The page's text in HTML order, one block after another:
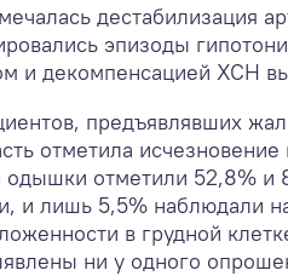
дестабилизация
эпизоды
и декомпенсацией ХСН
предъявлявших
отметила
одышки отметили 52,8%
и лишь 5,5% наблюдали
в грудной
ни у одного